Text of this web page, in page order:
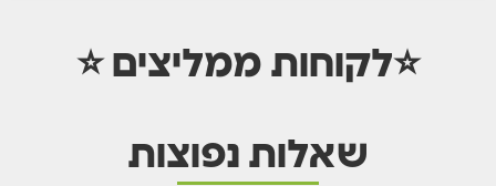
⭐לקוחות ממליצים ⭐
שאלות נפוצות